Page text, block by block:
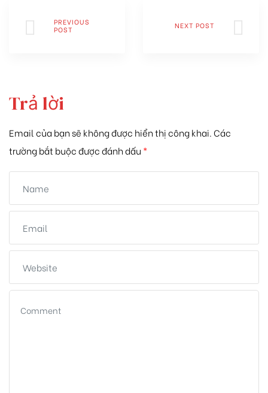
PREVIOUS
POST
NEXT POST
Trả lời
Email của bạn sẽ không được hiển thị công khai. Các
trường bắt buộc được đánh dấu *